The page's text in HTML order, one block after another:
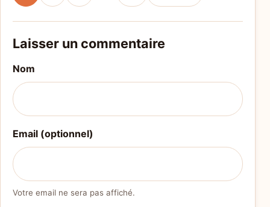
Laisser un commentaire
Nom
Email (optionnel)
Votre email ne sera pas affiché.